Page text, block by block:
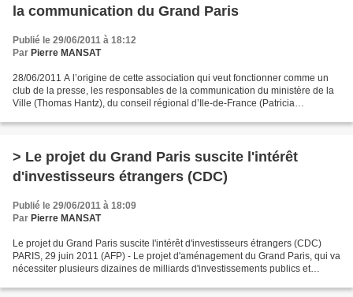
la communication du Grand Paris
Publié le 29/06/2011 à 18:12
Par Pierre MANSAT
28/06/2011 A l’origine de cette association qui veut fonctionner comme un
club de la presse, les responsables de la communication du ministère de la
Ville (Thomas Hantz), du conseil régional d’Ile-de-France (Patricia
> Le projet du Grand Paris suscite l'intérêt
d'investisseurs étrangers (CDC)
Publié le 29/06/2011 à 18:09
Par Pierre MANSAT
Le projet du Grand Paris suscite l'intérêt d'investisseurs étrangers (CDC)
PARIS, 29 juin 2011 (AFP) - Le projet d'aménagement du Grand Paris, qui va
nécessiter plusieurs dizaines de milliards d'investissements publics et